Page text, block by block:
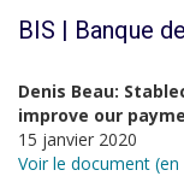
BIS | Banque
Denis Beau:
improve our
15 janvier 2020
Voir le document (en